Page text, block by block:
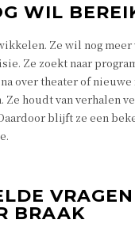
WIL
Ze wil nog
Ze zoekt naar
over theater of
houdt van verhalen
blijft ze een
BRAAK